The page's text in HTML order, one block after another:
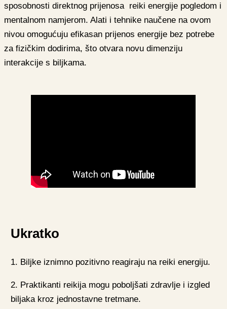
sposobnosti direktnog prijenosa reiki energije pogledom i
mentalnom namjerom. Alati i tehnike naučene na ovom
nivou omogućuju efikasan prijenos energije bez potrebe
za fizičkim dodirima, što otvara novu dimenziju
interakcije s biljkama.
Ukratko
1. Biljke iznimno pozitivno reagiraju na reiki energiju.
2. Praktikanti reikija mogu poboljšati zdravlje i izgled
biljaka kroz jednostavne tretmane.